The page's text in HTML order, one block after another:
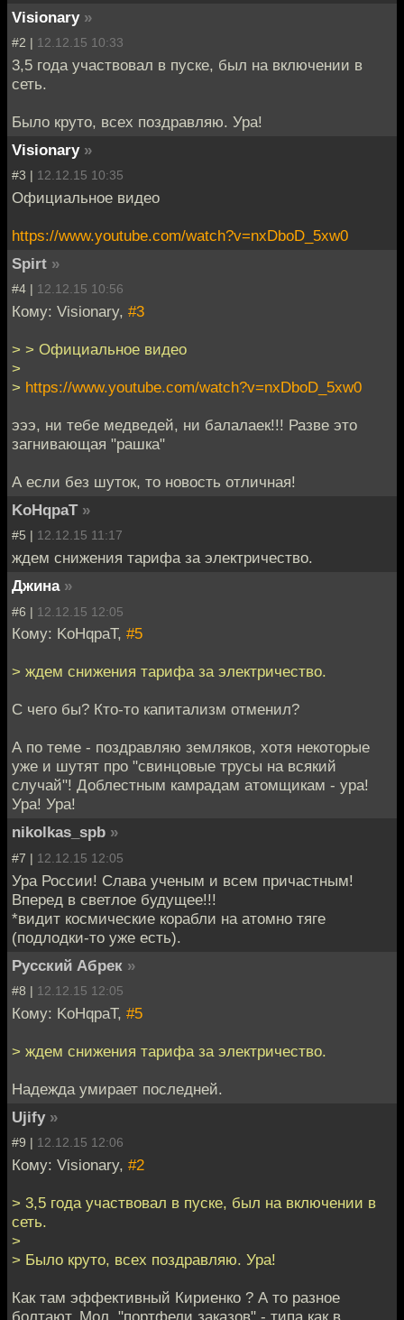
Visionary »
#2 | 12.12.15 10:33
3,5 года участвовал в пуске, был на включении в
сеть.
Было круто, всех поздравляю. Ура!
Visionary »
#3 | 12.12.15 10:35
Официальное видео
https://www.youtube.com/watch?v=nxDboD_5xw0
Spirt »
#4 | 12.12.15 10:56
Кому: Visionary, #3
> > Официальное видео
>
> https://www.youtube.com/watch?v=nxDboD_5xw0
эээ, ни тебе медведей, ни балалаек!!! Разве это
загнивающая "рашка"
А если без шуток, то новость отличная!
KoHqpaT »
#5 | 12.12.15 11:17
ждем снижения тарифа за электричество.
Джина »
#6 | 12.12.15 12:05
Кому: KoHqpaT, #5
> ждем снижения тарифа за электричество.
С чего бы? Кто-то капитализм отменил?
А по теме - поздравляю земляков, хотя некоторые
уже и шутят про "свинцовые трусы на всякий
случай"! Доблестным камрадам атомщикам - ура!
Ура! Ура!
nikolkas_spb »
#7 | 12.12.15 12:05
Ура России! Слава ученым и всем причастным!
Вперед в светлое будущее!!!
*видит космические корабли на атомно тяге
(подлодки-то уже есть).
Русский Абрек »
#8 | 12.12.15 12:05
Кому: KoHqpaT, #5
> ждем снижения тарифа за электричество.
Надежда умирает последней.
Ujify »
#9 | 12.12.15 12:06
Кому: Visionary, #2
> 3,5 года участвовал в пуске, был на включении в
сеть.
>
> Было круто, всех поздравляю. Ура!
Как там эффективный Кириенко ? А то разное
болтают. Мол, "портфели заказов" - типа как в